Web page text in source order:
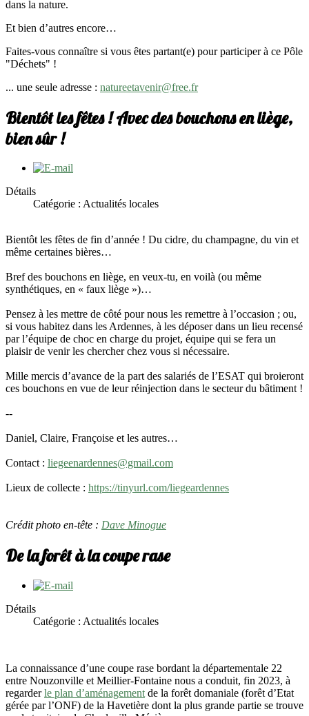
dans la nature.
Et bien d’autres encore…
Faites-vous connaître si vous êtes partant(e) pour participer à ce Pôle
"Déchets" !
... une seule adresse : natureetavenir@free.fr
Bientôt les fêtes ! Avec des bouchons en liège,
bien sûr !
Détails
Catégorie : Actualités locales
Bientôt les fêtes de fin d’année ! Du cidre, du champagne, du vin et
même certaines bières…
Bref des bouchons en liège, en veux-tu, en voilà (ou même
synthétiques, en « faux liège »)…
Pensez à les mettre de côté pour nous les remettre à l’occasion ; ou,
si vous habitez dans les Ardennes, à les déposer dans un lieu recensé
par l’équipe de choc en charge du projet, équipe qui se fera un
plaisir de venir les chercher chez vous si nécessaire.
Mille mercis d’avance de la part des salariés de l’ESAT qui broieront
ces bouchons en vue de leur réinjection dans le secteur du bâtiment !
--
Daniel, Claire, Françoise et les autres…
Contact : liegeenardennes@gmail.com
Lieux de collecte : https://tinyurl.com/liegeardennes
Crédit photo en-tête : Dave Minogue
De la forêt à la coupe rase
Détails
Catégorie : Actualités locales
La connaissance d’une coupe rase bordant la départementale 22
entre Nouzonville et Meillier-Fontaine nous a conduit, fin 2023, à
regarderle plan d’aménagement de la forêt domaniale (forêt d’Etat
gérée par l’ONF) de la Havetière dont la plus grande partie se trouve